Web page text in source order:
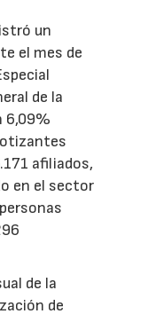
un
el mes de
de la
6,09%
afiliados,
en el sector
de la
de